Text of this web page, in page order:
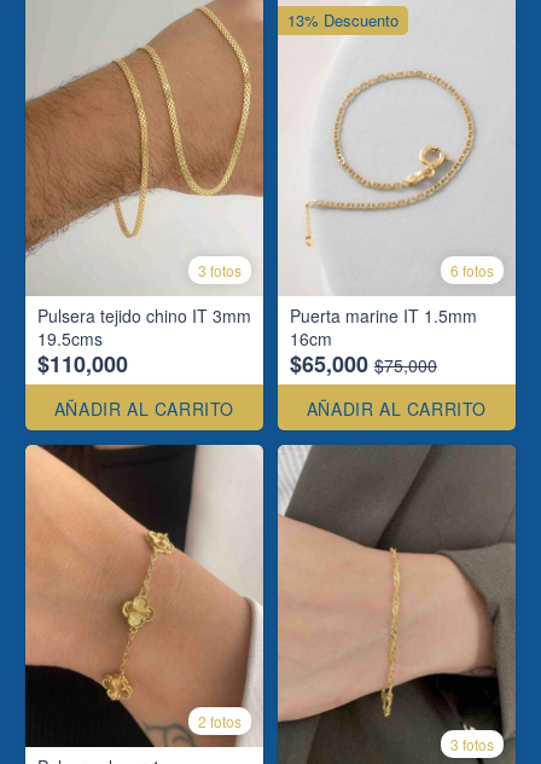
3 fotos
Pulsera tejido chino IT 3mm
19.5cms
$110,000
AÑADIR AL CARRITO
6 fotos
Puerta marine IT 1.5mm
16cm
$65,000 $75,000
AÑADIR AL CARRITO
13% Descuento
2 fotos
3 fotos